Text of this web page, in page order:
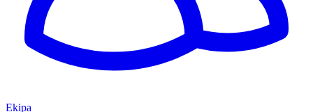
Ekipa